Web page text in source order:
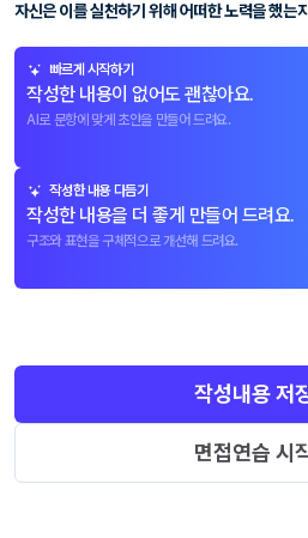
자신은 이를 실천하기 위해 어떠한 노력을 했는
빠르게 시작하기
작성한 내용이 없어도 괜찮아요.
AI로 문항에 맞게 초안을 만들어 드려요.
작성한 내용 다듬기
작성한 내용을 더 좋게 만들어 드려요.
구조와 표현을 구체적으로 개선해 드려요.
작성내용 저
면접연습 시